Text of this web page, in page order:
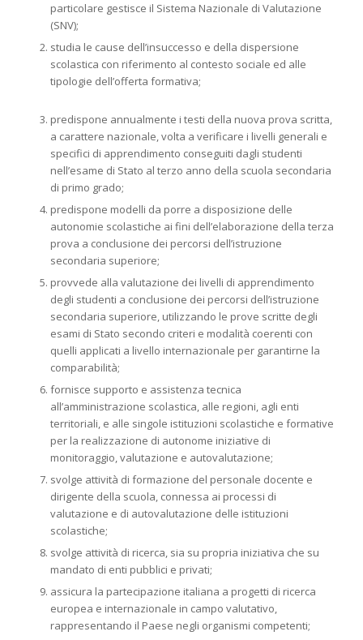
particolare gestisce il Sistema Nazionale di Valutazione
(SNV);
studia le cause dell’insuccesso e della dispersione
scolastica con riferimento al contesto sociale ed alle
tipologie dell’offerta formativa;
predispone annualmente i testi della nuova prova scritta,
a carattere nazionale, volta a verificare i livelli generali e
specifici di apprendimento conseguiti dagli studenti
nell’esame di Stato al terzo anno della scuola secondaria
di primo grado;
predispone modelli da porre a disposizione delle
autonomie scolastiche ai fini dell’elaborazione della terza
prova a conclusione dei percorsi dell’istruzione
secondaria superiore;
provvede alla valutazione dei livelli di apprendimento
degli studenti a conclusione dei percorsi dell’istruzione
secondaria superiore, utilizzando le prove scritte degli
esami di Stato secondo criteri e modalità coerenti con
quelli applicati a livello internazionale per garantirne la
comparabilità;
fornisce supporto e assistenza tecnica
all’amministrazione scolastica, alle regioni, agli enti
territoriali, e alle singole istituzioni scolastiche e formative
per la realizzazione di autonome iniziative di
monitoraggio, valutazione e autovalutazione;
svolge attività di formazione del personale docente e
dirigente della scuola, connessa ai processi di
valutazione e di autovalutazione delle istituzioni
scolastiche;
svolge attività di ricerca, sia su propria iniziativa che su
mandato di enti pubblici e privati;
assicura la partecipazione italiana a progetti di ricerca
europea e internazionale in campo valutativo,
rappresentando il Paese negli organismi competenti;